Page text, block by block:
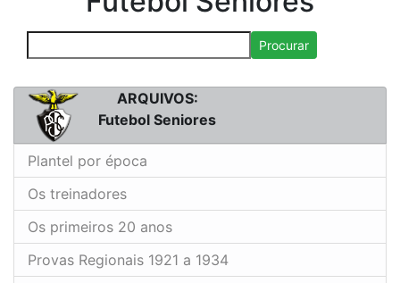
Procurar
ARQUIVOS:
Futebol Seniores
Plantel por época
Os treinadores
Os primeiros 20 anos
Provas Regionais 1921 a 1934